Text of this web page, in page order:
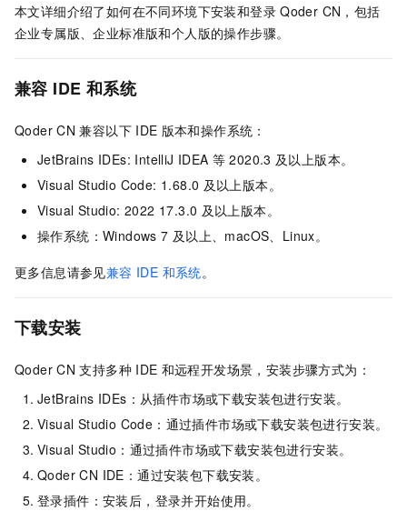
本文详细介绍了如何在不同环境下安装和登录 Qoder CN ，包括
企业专属版、企业标准版和个人版的操作步骤。
兼容 IDE 和系统
Qoder CN 兼容以下 IDE 版本和操作系统：
JetBrains IDEs: IntelliJ IDEA 等 2020.3 及以上版本。
Visual Studio Code: 1.68.0 及以上版本。
Visual Studio: 2022 17.3.0 及以上版本。
操作系统：Windows 7 及以上、macOS、Linux。
更多信息请参见兼容 IDE 和系统。
下载安装
Qoder CN 支持多种 IDE 和远程开发场景，安装步骤方式为：
JetBrains IDEs：从插件市场或下载安装包进行安装。
Visual Studio Code：通过插件市场或下载安装包进行安装。
Visual Studio：通过插件市场或下载安装包进行安装。
Qoder CN IDE：通过安装包下载安装。
登录插件：安装后，登录并开始使用。